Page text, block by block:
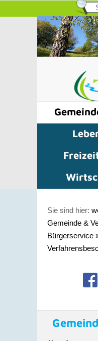
Sie sind hier:
Gemeinde &
Bürgerservice